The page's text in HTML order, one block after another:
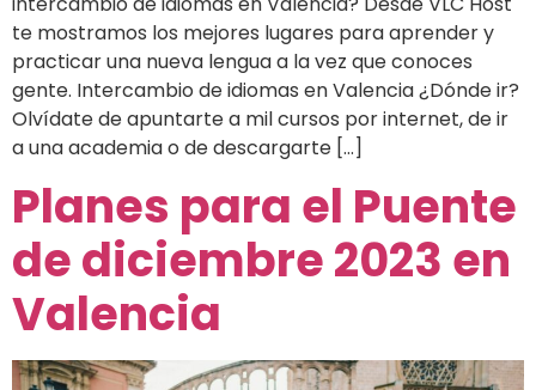
te mostramos los mejores lugares para aprender y
practicar una nueva lengua a la vez que conoces
gente. Intercambio de idiomas en Valencia ¿Dónde ir?
Olvídate de apuntarte a mil cursos por internet, de ir
a una academia o de descargarte […]
Planes para el Puente
de diciembre 2023 en
Valencia